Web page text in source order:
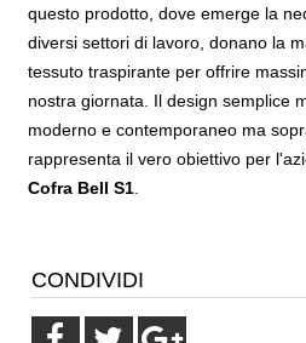
questo prodotto, dove emerge la
diversi settori di lavoro, donano la
tessuto traspirante per offrire
nostra giornata. Il design semplice
moderno e contemporaneo ma
rappresenta il vero obiettivo per
Cofra Bell S1.
CONDIVIDI